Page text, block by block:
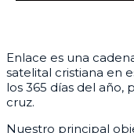
Enlace es una
satelital cristiana en
los 365 días del año,
cruz.
Nuestro principal